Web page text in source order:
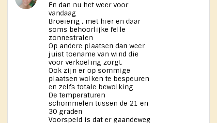
En dan nu het weer voor
vandaag
Broeierig , met hier en daar
soms behoorlijke felle
zonnestralen
Op andere plaatsen dan weer
juist toename van wind die
voor verkoeling zorgt.
Ook zijn er op sommige
plaatsen wolken te bespeuren
en zelfs totale bewolking
De temperaturen
schommelen tussen de 21 en
30 graden
Voorspeld is dat er gaandeweg